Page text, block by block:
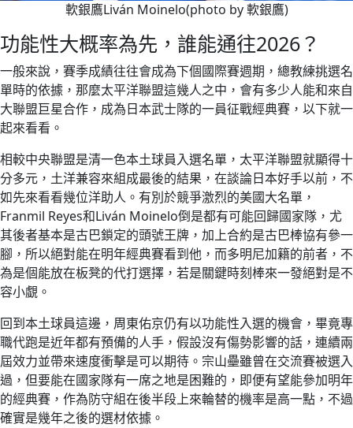
軟銀鷹Liván Moinelo(photo by 軟銀鷹)
功能性大概率為先，誰能通往2026？
一般來說，賽季成績往往會成為下個國際賽週期，總教練挑選名
單時的依據，那麼太平洋聯盟這幾人之中，會有多少人能和來自
大聯盟巨星合作，成為日本武士隊的一員征戰經典賽，以下就一
起來看看。
相較中央聯盟是清一色本土球員入選名單，太平洋聯盟就顯得十
分多元，土洋兼容來組成最後的結果，在談論日本好手以前，不
如先來看看幾位洋助人。有別於競爭激烈的美國大名單，
Franmil Reyes和Liván Moinelo倒是都有可能回歸國家隊，尤
其後者基本是古巴鎖定的頭號王牌，加上合約是古巴棒協有參一
腳，所以絕對能在明年經典賽看到他，而多明尼加籍的前者，不
為是個能放在板凳的代打選擇，若是關鍵時刻棒來一發絕對是不
容小覷。
回到本土球員這邊，周東佑京仍有以功能性入選的機會，畢竟專
職代跑是近年都有預備的人手，假設沒有傷勢影響的話，連續兩
屆效力並帶來速度衝擊是可以期待。宗山壘雖曾在交流賽被選入
過，但要能在國家隊有一席之地是困難的，即便有望能參加明年
的經典賽，作為防守組在後半段上來輪替的機率是高一點，不過
確實是幾年之後的選材依據。